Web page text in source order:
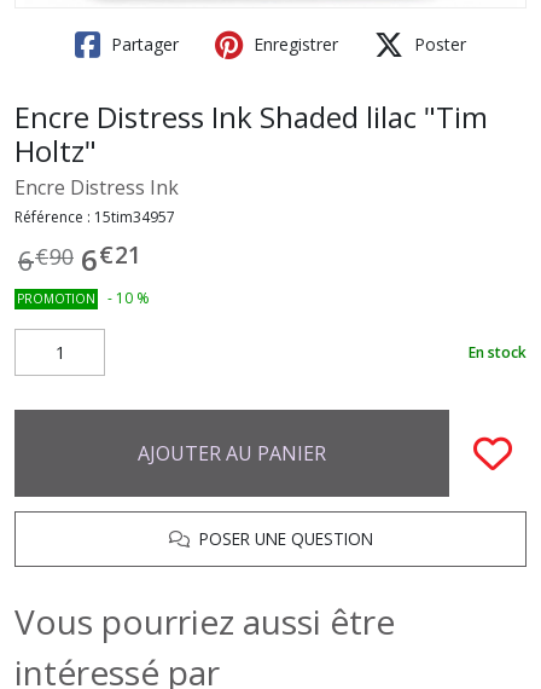
Partager Enregistrer Poster
Encre Distress Ink Shaded lilac "Tim
Holtz"
Encre Distress Ink
Référence : 15tim34957
6€90 6€21
PROMOTION - 10 %
En stock
AJOUTER AU PANIER
POSER UNE QUESTION
Vous pourriez aussi être
intéressé par